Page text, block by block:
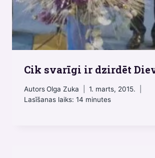
Cik svarīgi ir dzirdēt
AutorsOlga Zuka
1. marts, 2015.
Lasīšanas laiks: 14 minutes